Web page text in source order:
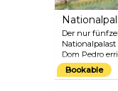
Der nur
Dom Pedro
zahlreichen
Bookable